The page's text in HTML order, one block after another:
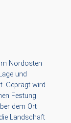
Nordosten
und
Geprägt wird
Festung
dem Ort
Landschaft